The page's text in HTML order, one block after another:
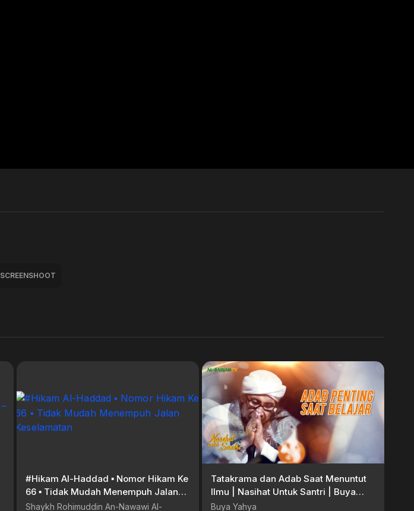
SCREENSHOOT
#Hikam Al-Haddad ▪︎ Nomor Hikam Ke
66 ▪︎ Tidak Mudah Menempuh Jalan
Keselamatan
Shaykh Rohimuddin An-Nawawi Al-
Tatakrama dan Adab Saat Menuntut
Ilmu | Nasihat Untuk Santri | Buya
Yahya
Buya Yahya